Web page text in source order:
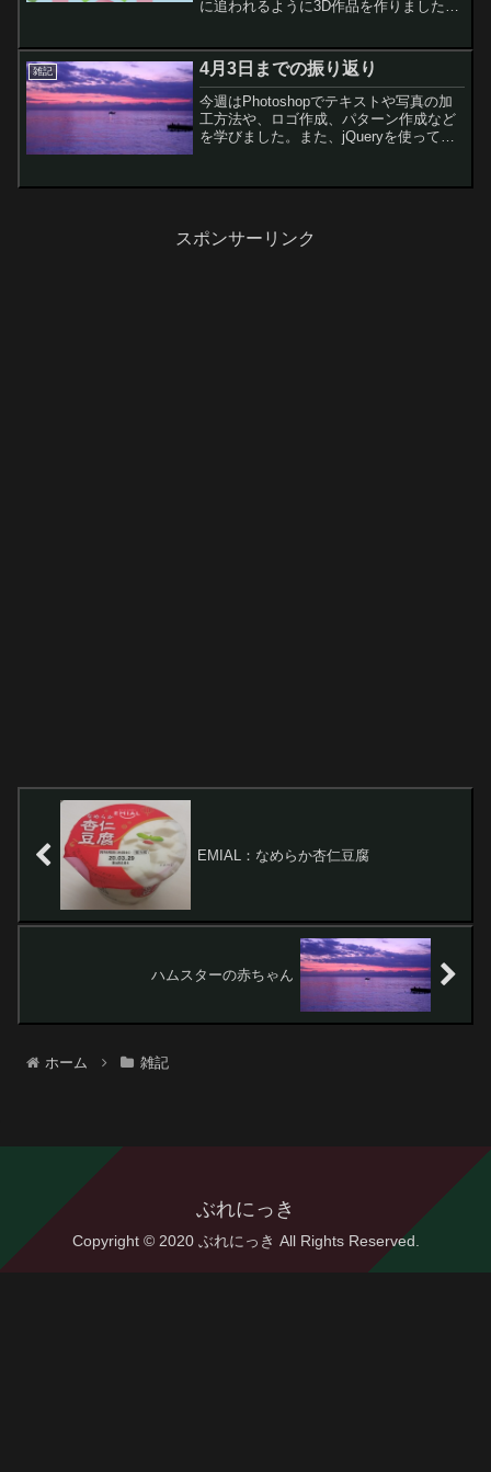
に追われるように3D作品を作りました。
制作に集中できないんですねえ。（スレ
スパ2のせい）それ...
雑記 4月3日までの振り返り
今週はPhotoshopでテキストや写真の加
工方法や、ロゴ作成、パターン作成など
を学びました。また、jQueryを使っての
HTML5とXHTMLの違いがよく分...
スポンサーリンク
EMIAL：なめらか杏仁豆腐
ハムスターの赤ちゃん
ホーム 雑記
ぶれにっき
Copyright © 2020 ぶれにっき All Rights Reserved.